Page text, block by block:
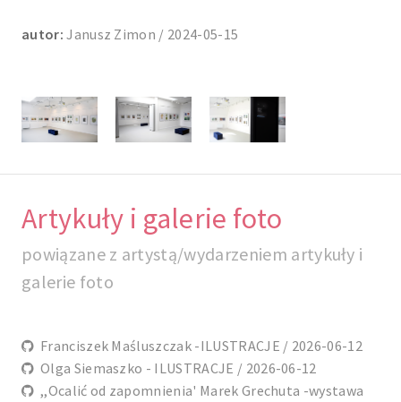
autor: Janusz Zimon / 2024-05-15
Artykuły i galerie foto
powiązane z artystą/wydarzeniem artykuły i
galerie foto
Franciszek Maśluszczak -ILUSTRACJE / 2026-06-12
Olga Siemaszko - ILUSTRACJE / 2026-06-12
,,Ocalić od zapomnienia' Marek Grechuta -wystawa